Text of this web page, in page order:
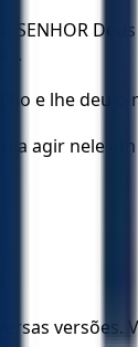
SENHOR
e lhe deu
a agir nele